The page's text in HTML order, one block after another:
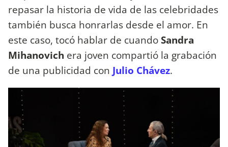
repasar la historia de vida de las celebridades
también busca honrarlas desde el amor. En
este caso, tocó hablar de cuandoSandra
Mihanovich era joven compartió la grabación
de una publicidad con Julio Chávez.